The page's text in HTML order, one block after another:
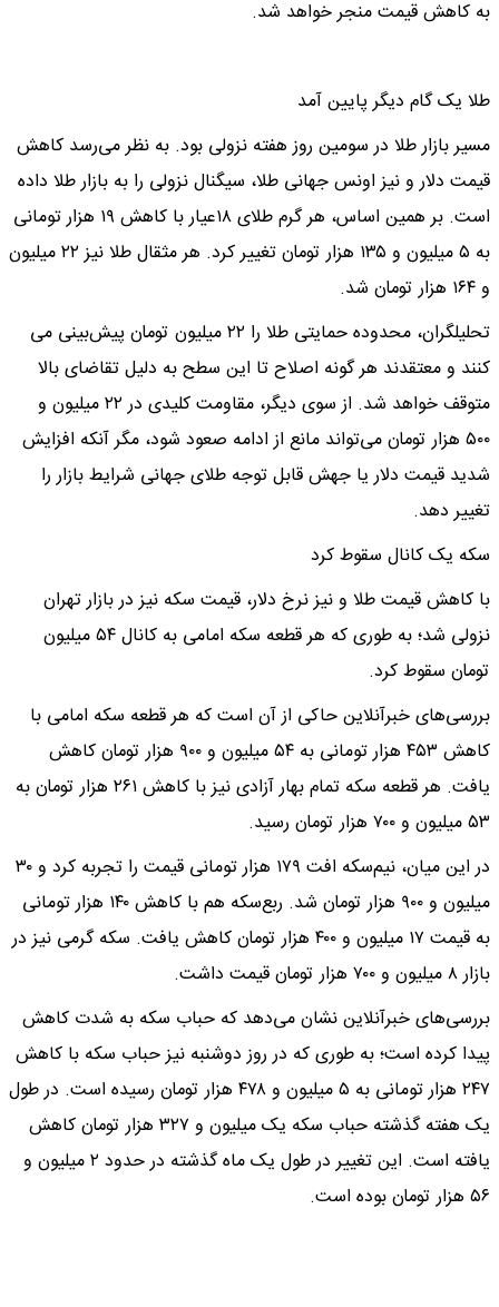
به کاهش قیمت منجر خواهد شد.
طلا یک گام دیگر پایین آمد
مسیر بازار طلا در سومین روز هفته نزولی بود. به نظر می‌رسد کاهش
قیمت دلار و نیز اونس جهانی طلا، سیگنال نزولی را به بازار طلا داده
است. بر همین اساس، هر گرم طلای ۱۸عیار با کاهش ۱۹ هزار تومانی
به ۵ میلیون و ۱۳۵ هزار تومان تغییر کرد. هر مثقال طلا نیز ۲۲ میلیون
و ۱۶۴ هزار تومان شد.
تحلیلگران، محدوده حمایتی طلا را ۲۲ میلیون تومان پیش‌بینی می
کنند و معتقدند هر گونه اصلاح تا این سطح به دلیل تقاضای بالا
متوقف خواهد شد. از سوی دیگر، مقاومت کلیدی در ۲۲ میلیون و
۵۰۰ هزار تومان می‌تواند مانع از ادامه صعود شود، مگر آنکه افزایش
شدید قیمت دلار یا جهش قابل توجه طلای جهانی شرایط بازار را
تغییر دهد.
سکه یک کانال سقوط کرد
با کاهش قیمت طلا و نیز نرخ دلار، قیمت سکه نیز در بازار تهران
نزولی شد؛ به طوری که هر قطعه سکه امامی به کانال ۵۴ میلیون
تومان سقوط کرد.
بررسی‌های خبرآنلاین حاکی از آن است که هر قطعه سکه امامی با
کاهش ۴۵۳ هزار تومانی به ۵۴ میلیون و ۹۰۰ هزار تومان کاهش
یافت. هر قطعه سکه تمام بهار آزادی نیز با کاهش ۲۶۱ هزار تومان به
۵۳ میلیون و ۷۰۰ هزار تومان رسید.
در این میان، نیم‌سکه افت ۱۷۹ هزار تومانی قیمت را تجربه کرد و ۳۰
میلیون و ۹۰۰ هزار تومان شد. ربع‌سکه هم با کاهش ۱۴۰ هزار تومانی
به قیمت ۱۷ میلیون و ۴۰۰ هزار تومان کاهش یافت. سکه گرمی نیز در
بازار ۸ میلیون و ۷۰۰ هزار تومان قیمت داشت.
بررسی‌های خبرآنلاین نشان می‌دهد که حباب سکه به شدت کاهش
پیدا کرده است؛ به طوری که در روز دوشنبه نیز حباب سکه با کاهش
۲۴۷ هزار تومانی به ۵ میلیون و ۴۷۸ هزار تومان رسیده است. در طول
یک هفته گذشته حباب سکه یک میلیون و ۳۲۷ هزار تومان کاهش
یافته است. این تغییر در طول یک ماه گذشته در حدود ۲ میلیون و
۵۶ هزار تومان بوده است.